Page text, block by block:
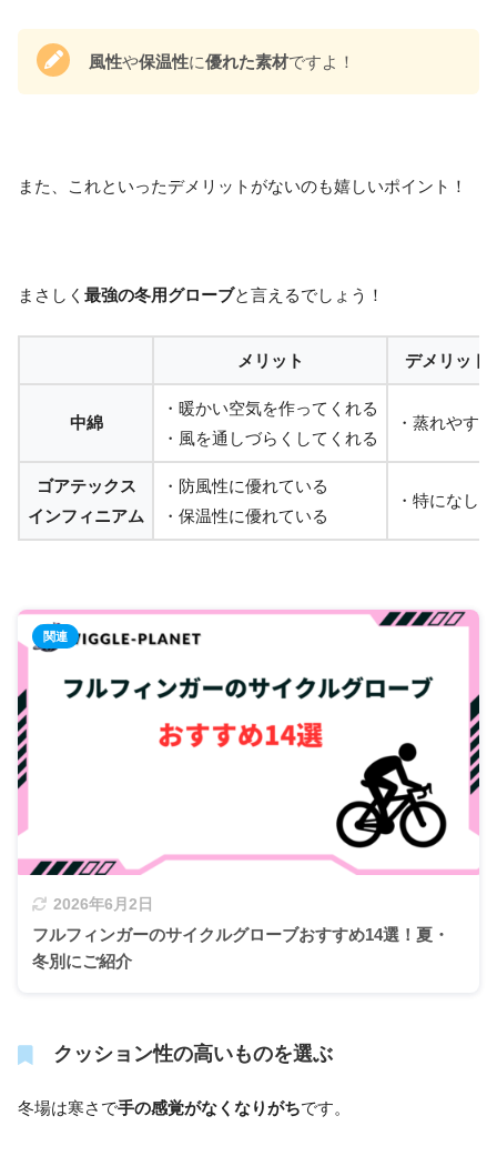
風性や保温性に優れた素材ですよ！
また、これといったデメリットがないのも嬉しいポイント！
まさしく 最強の冬用グローブと言えるでしょう！
メリット デメリット
中綿
・暖かい空気を作ってくれる
・風を通しづらくしてくれる
・蒸れやすい
ゴアテックス
インフィニアム
・防風性に優れている
・保温性に優れている
・特になし
2026年6月2日
フルフィンガーのサイクルグローブおすすめ14選！夏・
冬別にご紹介
クッション性の高いものを選ぶ
冬場は寒さで手の感覚がなくなりがちです。